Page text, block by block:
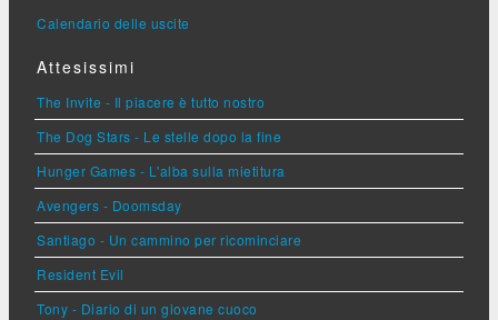
Calendario delle uscite
Attesissimi
The Invite - Il piacere è tutto nostro
The Dog Stars - Le stelle dopo la fine
Hunger Games - L'alba sulla mietitura
Avengers - Doomsday
Santiago - Un cammino per ricominciare
Resident Evil
Tony - Diario di un giovane cuoco